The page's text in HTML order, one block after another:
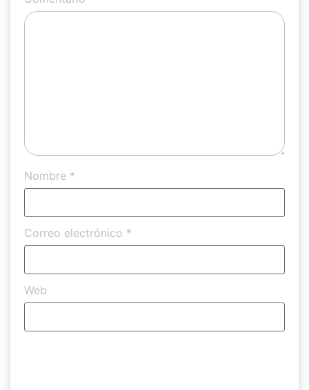
Nombre *
Correo electrónico *
Web